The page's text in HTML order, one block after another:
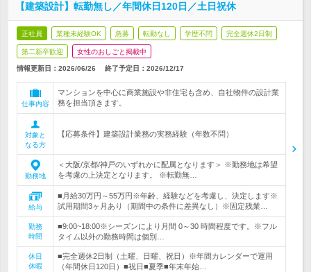
【建築設計】転勤無し／年間休日120日／土日祝休
正社員 業種未経験OK 急募 転勤なし 学歴不問 完全週休2日制
第二新卒歓迎 女性のおしごと掲載中
情報更新日：2026/06/26 終了予定日： 2026/12/17
仕事内容
マンションを中心に商業施設や非住宅も含め、自社物件の設計業
務を担当頂きます。
対象と
なる方
【応募条件】建築設計業務の実務経験（年数不問）
勤務地
＜大阪/京都/神戸のいずれかに配属となります＞ ※勤務地は希望
を考慮の上決定となります。 ※転勤無…
給与
■月給30万円～55万円※年齢、経験などを考慮し、決定します※
試用期間3ヶ月あり（期間中の条件に差異なし）※固定残業…
勤務
時間
■9:00~18:00※シーズンにより月間 0～30 時間程度です。※フル
タイム以外の勤務時間は個別…
休日
休暇
■完全週休2日制（土曜、日曜、祝日）※年間カレンダーで運用
（年間休日120日）■祝日■夏季■年末年始…